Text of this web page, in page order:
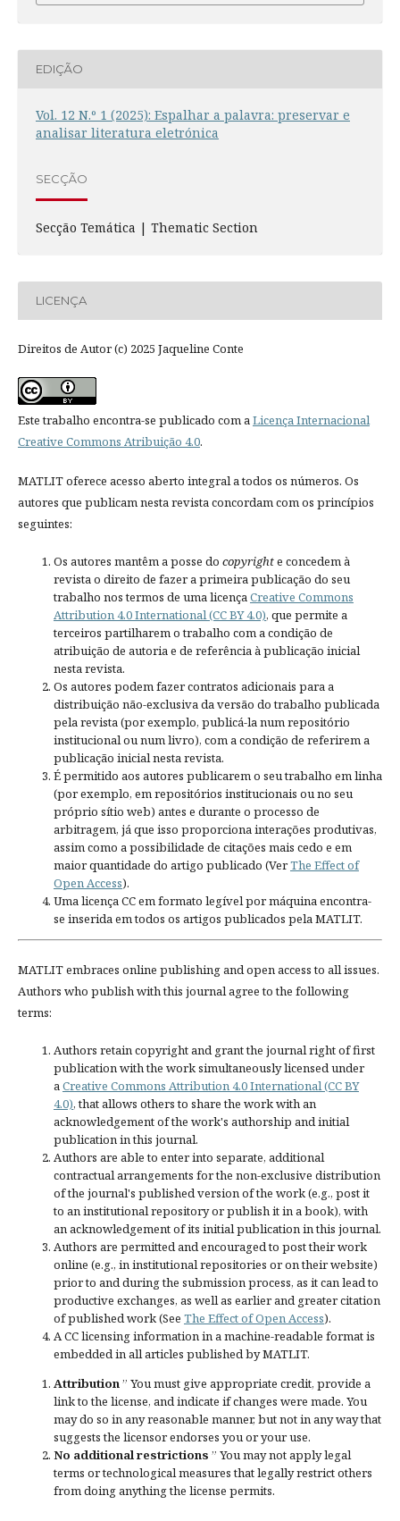
EDIÇÃO
Vol. 12 N.º 1 (2025): Espalhar a palavra: preservar e
analisar literatura eletrónica
SECÇÃO
Secção Temática | Thematic Section
LICENÇA
Direitos de Autor (c) 2025 Jaqueline Conte
Este trabalho encontra-se publicado com aLicença Internacional
Creative Commons Atribuição 4.0.
MATLIT oferece acesso aberto integral a todos os números. Os
autores que publicam nesta revista concordam com os princípios
seguintes:
Os autores mantêm a posse do copyrighte concedem à
revista o direito de fazer a primeira publicação do seu
trabalho nos termos de uma licençaCreative Commons
Attribution 4.0 International (CC BY 4.0), que permite a
terceiros partilharem o trabalho com a condição de
atribuição de autoria e de referência à publicação inicial
nesta revista.
Os autores podem fazer contratos adicionais para a
distribuição não-exclusiva da versão do trabalho publicada
pela revista (por exemplo, publicá-la num repositório
institucional ou num livro), com a condição de referirem a
publicação inicial nesta revista.
É permitido aos autores publicarem o seu trabalho em linha
(por exemplo, em repositórios institucionais ou no seu
próprio sítio web) antes e durante o processo de
arbitragem, já que isso proporciona interações produtivas,
assim como a possibilidade de citações mais cedo e em
maior quantidade do artigo publicado (VerThe Effect of
Open Access).
Uma licença CC em formato legível por máquina encontra-
se inserida em todos os artigos publicados pela MATLIT.
MATLIT embraces online publishing and open access to all issues.
Authors who publish with this journal agree to the following
terms:
Authors retain copyright and grant the journal right of first
publication with the work simultaneously licensed under
aCreative Commons Attribution 4.0 International (CC BY
4.0), that allows others to share the work with an
acknowledgement of the work's authorship and initial
publication in this journal.
Authors are able to enter into separate, additional
contractual arrangements for the non-exclusive distribution
of the journal's published version of the work (e.g., post it
to an institutional repository or publish it in a book), with
an acknowledgement of its initial publication in this journal.
Authors are permitted and encouraged to post their work
online (e.g., in institutional repositories or on their website)
prior to and during the submission process, as it can lead to
productive exchanges, as well as earlier and greater citation
of published work (See The Effect of Open Access).
A CC licensing information in a machine-readable format is
embedded in all articles published by MATLIT.
Attribution” You must give appropriate credit, provide a
link to the license, andindicate if changes were made. You
may do so in any reasonable manner, but not in any way that
suggests the licensor endorses you or your use.
No additional restrictions ” You may not apply legal
terms ortechnological measuresthat legally restrict others
from doing anything the license permits.